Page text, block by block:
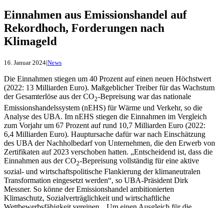
Einnahmen aus Emissionshandel auf
Rekordhoch, Forderungen nach
Klimageld
16. Januar 2024|News
Die Einnahmen stiegen um 40 Prozent auf einen neuen Höchstwert
(2022: 13 Milliarden Euro). Maßgeblicher Treiber für das Wachstum
der Gesamterlöse aus der CO2-Bepreisung war das nationale
Emissionshandelssystem (nEHS) für Wärme und Verkehr, so die
Analyse des UBA. Im nEHS stiegen die Einnahmen im Vergleich
zum Vorjahr um 67 Prozent auf rund 10,7 Milliarden Euro (2022:
6,4 Milliarden Euro). Hauptursache dafür war nach Einschätzung
des UBA der Nachholbedarf von Unternehmen, die den Erwerb von
Zertifikaten auf 2023 verschoben hatten. „Entscheidend ist, dass die
Einnahmen aus der CO2-Bepreisung vollständig für eine aktive
sozial- und wirtschaftspolitische Flankierung der klimaneutralen
Transformation eingesetzt werden“, so UBA-Präsident Dirk
Messner. So könne der Emissionshandel ambitionierten
⁠Klimaschutz⁠, Sozialverträglichkeit und wirtschaftliche